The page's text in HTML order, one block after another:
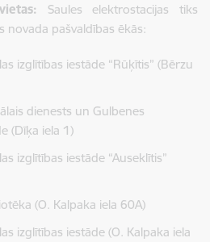
Saules elektrostacijas tiks
novada pašvaldības ēkās:
izglītības iestāde “Rūķītis” (Bērzu
dienests un Gulbenes
(Dīķa iela 1)
izglītības iestāde “Auseklītis”
(O. Kalpaka iela 60A)
izglītības iestāde (O. Kalpaka iela